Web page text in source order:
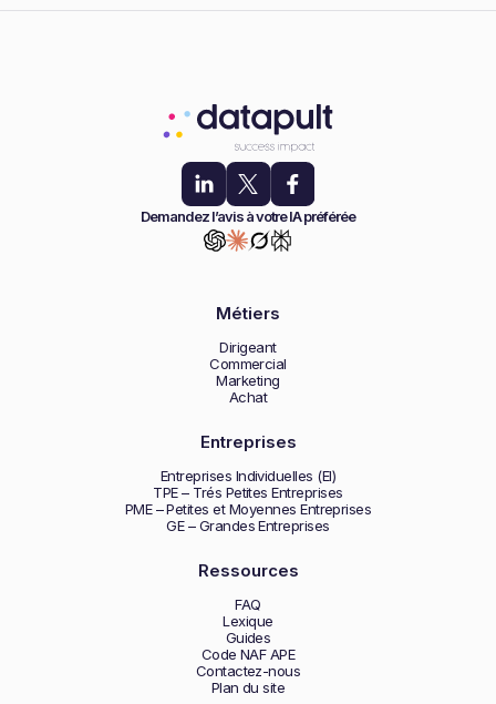
Demandez l’avis à votre IA préférée
Métiers
Dirigeant
Commercial
Marketing
Achat
Entreprises
Entreprises Individuelles (EI)
TPE – Trés Petites Entreprises
PME – Petites et Moyennes Entreprises
GE – Grandes Entreprises
Ressources
FAQ
Lexique
Guides
Code NAF APE
Contactez-nous
Plan du site